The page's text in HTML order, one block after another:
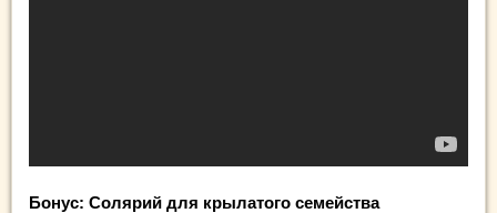
Бонус: Солярий для крылатого семейства